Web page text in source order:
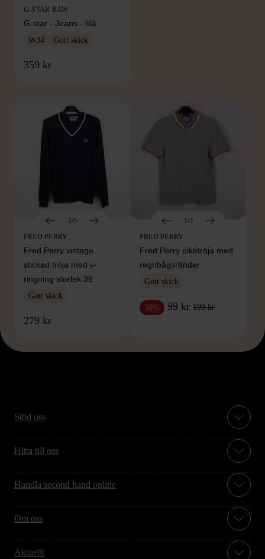
G-STAR RAW
G-star - Jeans - blå
W34 Gott skick
359 kr
FRÅN SAMMA VARUMÄRKE
1/5
FRED PERRY
Fred Perry vintage
stickad tröja med v-
ringning storlek 38
Gott skick
279 kr
1/5
FRED PERRY
Fred Perry pikétröja med
regnbågsränder
Gott skick
50% 99 kr 199 kr
Stöd oss
Hitta till oss
Handla second hand online
Om oss
Aktuellt